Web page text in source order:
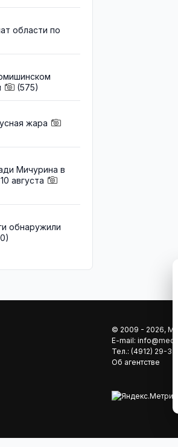
области по
(575)
жара
Мичурина в
августа
обнаружили
© 2009 - 2026,
E-mail:
Тел.: (4912) 29-
Об агентстве